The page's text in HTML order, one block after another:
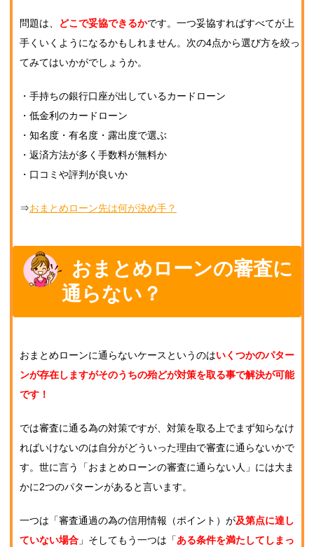
問題は、 どこで妥協できるかです。一つ妥協すればすべてが上
手くいくようになるかもしれません。次の4点から選び方を絞っ
てみてはいかがでしょうか。
・手持ちの銀行口座が出しているカードローン
・低金利のカードローン
・知名度・有名度・露出度で選ぶ
・返済方法が多く手数料が無料か
・口コミや評判が良いか
⇒おまとめローン先は何が決め手？
おまとめローンの審査に
通らない？
おまとめローンに通らないケースというのはいくつかのパター
ンが存在しますがそのうちの殆どが対策を取る事で解決が可能
です！
では審査に通る為の対策ですが、対策を取る上でまず知らなけ
ればいけないのは自分がどういった理由で審査に通らないかで
す。世に言う「おまとめローンの審査に通らない人」には大ま
かに2つのパターンがあると言います。
一つは「審査通過の為の信用情報（ポイント）が及第点に達し
ていない場合 」そしてもう一つは「ある条件を満たしてしまっ